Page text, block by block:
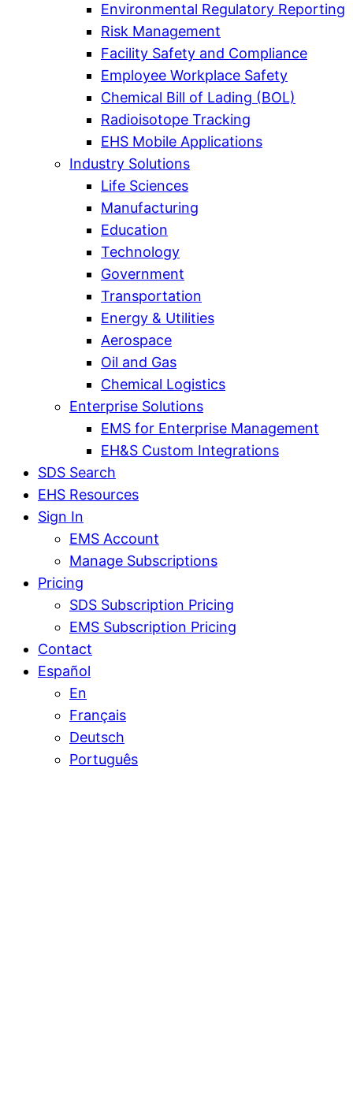
Environmental Regulatory Reporting
Risk Management
Facility Safety and Compliance
Employee Workplace Safety
Chemical Bill of Lading (BOL)
Radioisotope Tracking
EHS Mobile Applications
Industry Solutions
Life Sciences
Manufacturing
Education
Technology
Government
Transportation
Energy & Utilities
Aerospace
Oil and Gas
Chemical Logistics
Enterprise Solutions
EMS for Enterprise Management
EH&S Custom Integrations
SDS Search
EHS Resources
Sign In
EMS Account
Manage Subscriptions
Pricing
SDS Subscription Pricing
EMS Subscription Pricing
Contact
Español
En
Français
Deutsch
Português